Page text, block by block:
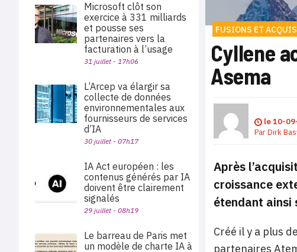
FUSIONS ET
Cyllene
Asema
le10-
ParDirk
Après
croissance
étendant ainsi
Créé il y a plus
partenaires
Microsoft clôt son
exercice à 331 milliards
et pousse ses
partenaires vers la
facturation à l’usage
31 juillet - 17h06
L’Arcep va élargir sa
collecte de données
environnementales aux
fournisseurs de services
d’IA
30 juillet - 07h17
IA Act européen : les
contenus générés par IA
doivent être clairement
signalés
29 juillet - 08h19
Le barreau de Paris met
un modèle de charte IA à